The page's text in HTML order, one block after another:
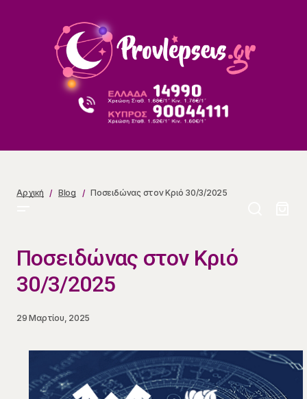
Αρχική Blog Ποσειδώνας στον Κριό 30/3/2025
Ποσειδώνας στον Κριό
30/3/2025
29 Μαρτίου, 2025